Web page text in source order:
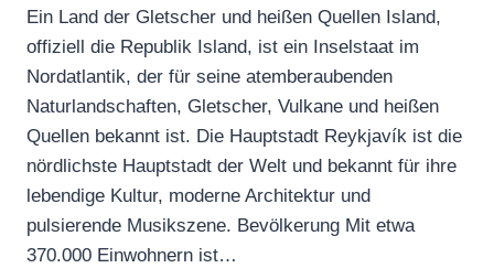
Ein Land der Gletscher und heißen Quellen Island,
offiziell die Republik Island, ist ein Inselstaat im
Nordatlantik, der für seine atemberaubenden
Naturlandschaften, Gletscher, Vulkane und heißen
Quellen bekannt ist. Die Hauptstadt Reykjavík ist die
nördlichste Hauptstadt der Welt und bekannt für ihre
lebendige Kultur, moderne Architektur und
pulsierende Musikszene. Bevölkerung Mit etwa
370.000 Einwohnern ist…